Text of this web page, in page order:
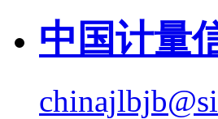
中国计量